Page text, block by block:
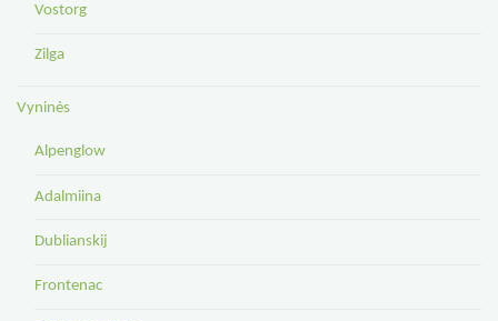
Vostorg
Zilga
Vyninės
Alpenglow
Adalmiina
Dublianskij
Frontenac